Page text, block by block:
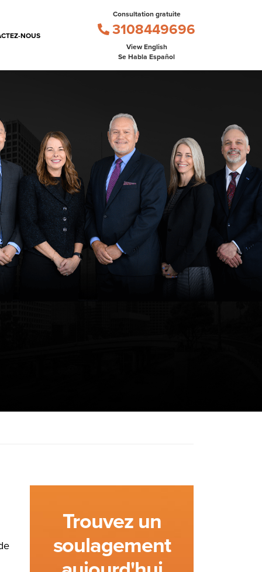
NOUS
Consultation gratuite
3108449696
View English
Se Habla Español
Trouvez un
soulagement